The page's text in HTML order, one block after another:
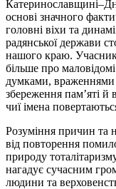
основі значного
головні віхи та
радянської держави
нашого краю.
більше про маловідомі
думками, враженнями
збереження пам’яті й
чиї імена
Розуміння причин та
від повторення
природу
нагадує сучасним
людини та